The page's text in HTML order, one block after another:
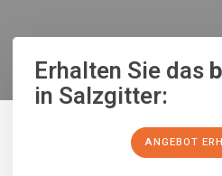
Erhalten Sie das
in Salzgitter:
ANGEBOT